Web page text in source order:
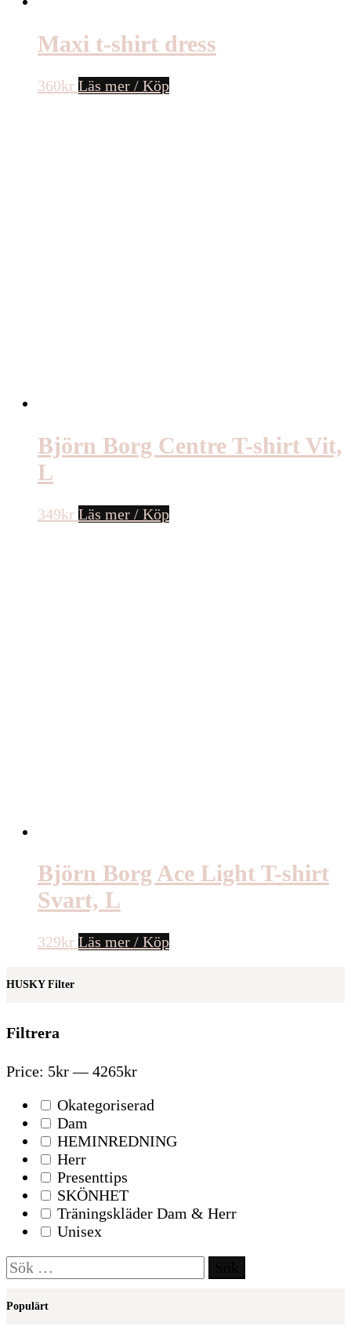
Maxi t-shirt dress
360kr Läs mer / Köp
Björn Borg Centre T-shirt Vit,
L
349kr Läs mer / Köp
Björn Borg Ace Light T-shirt
Svart, L
329kr Läs mer / Köp
HUSKY Filter
Filtrera
Price: 5kr—4265kr
Okategoriserad
Dam
HEMINREDNING
Herr
Presenttips
SKÖNHET
Träningskläder Dam & Herr
Unisex
Sök
efter:
Populärt